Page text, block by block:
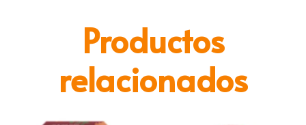
Productos
relacionados